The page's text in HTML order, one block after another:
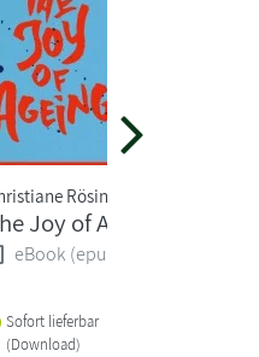
Rösinger
Joy of Ageing
eBook (epub)
Sofort lieferbar
(Download)